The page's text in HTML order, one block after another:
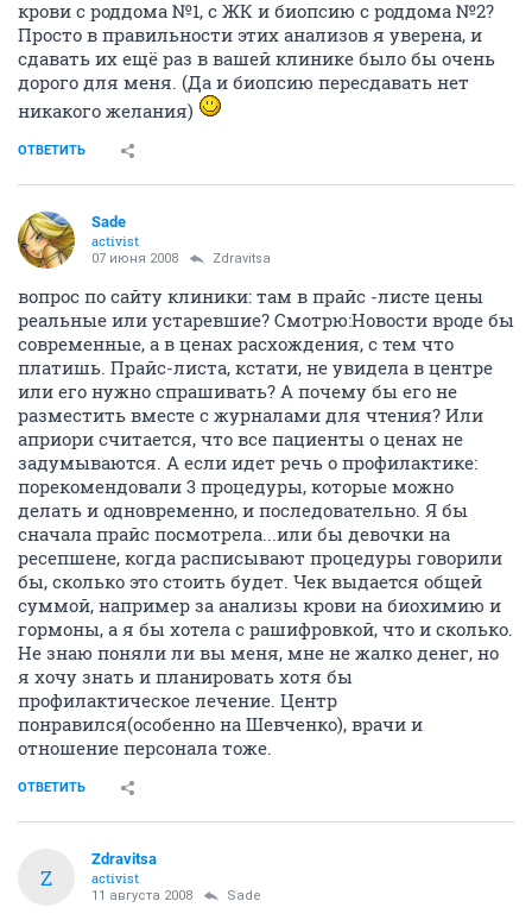
крови с роддома №1, с ЖК и биопсию с роддома №2?
Просто в правильности этих анализов я уверена, и
сдавать их ещё раз в вашей клинике было бы очень
дорого для меня. (Да и биопсию пересдавать нет
никакого желания)
ОТВЕТИТЬ
Sade
activist
07 июня 2008 Zdravitsa
вопрос по сайту клиники: там в прайс -листе цены
реальные или устаревшие? Смотрю:Новости вроде бы
современные, а в ценах расхождения, с тем что
платишь. Прайс-листа, кстати, не увидела в центре
или его нужно спрашивать? А почему бы его не
разместить вместе с журналами для чтения? Или
априори считается, что все пациенты о ценах не
задумываются. А если идет речь о профилактике:
порекомендовали 3 процедуры, которые можно
делать и одновременно, и последовательно. Я бы
сначала прайс посмотрела...или бы девочки на
ресепшене, когда расписывают процедуры говорили
бы, сколько это стоить будет. Чек выдается общей
суммой, например за анализы крови на биохимию и
гормоны, а я бы хотела с рашифровкой, что и сколько.
Не знаю поняли ли вы меня, мне не жалко денег, но
я хочу знать и планировать хотя бы
профилактическое лечение. Центр
понравился(особенно на Шевченко), врачи и
отношение персонала тоже.
ОТВЕТИТЬ
Z
Zdravitsa
activist
11 августа 2008 Sade